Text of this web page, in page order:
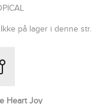
Ikke på lager i denne str.
Heart Joy